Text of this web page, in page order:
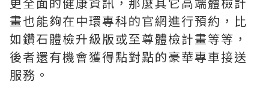
畫也能夠在中環專科的官網進行預約，比
如鑽石體檢升級版或至尊體檢計畫等等，
後者還有機會獲得點對點的豪華專車接送
服務。